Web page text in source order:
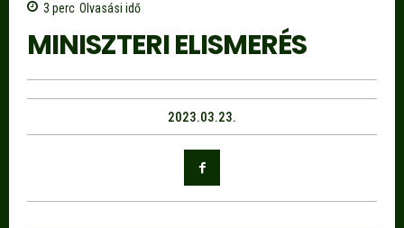
3 perc Olvasási idő
MINISZTERI ELISMERÉS
2023.03.23.